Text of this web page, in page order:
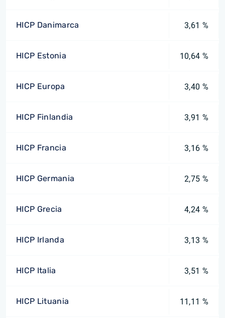
HICP Danimarca 3,61 %
HICP Estonia 10,64 %
HICP Europa 3,40 %
HICP Finlandia 3,91 %
HICP Francia 3,16 %
HICP Germania 2,75 %
HICP Grecia 4,24 %
HICP Irlanda 3,13 %
HICP Italia 3,51 %
HICP Lituania 11,11 %